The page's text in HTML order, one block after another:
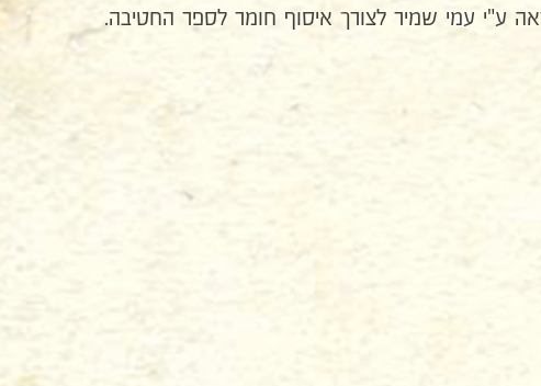
ע"י עמי שמיר לצורך איסוף חומר לספר החטיבה.